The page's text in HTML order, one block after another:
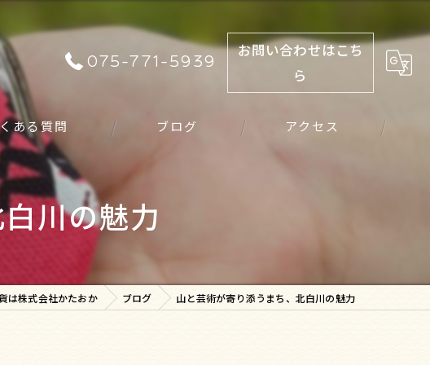
075-771-5939
お問い合わせはこち
ら
ある質問 ブログ アクセス
川の魅力
は株式会社かたおか ブログ 山と芸術が寄り添うまち、北白川の魅力